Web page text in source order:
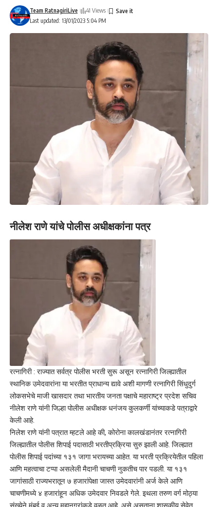
Last updated: 13/01/2023 5:04 PM
Team RatnagiriLive 41 Views
नीलेश राणे यांचे पोलीस अधीक्षकांना पत्र
रत्नागिरी : राज्यात सर्वत्र पोलीस भरती सुरू असून रत्नागिरी जिल्ह्यातील
स्थानिक उमेदवारांना या भरतीत प्राधान्य द्यावे अशी मागणी रत्नागिरी सिंधुदुर्ग
लोकसभेचे माजी खासदार तथा भारतीय जनता पक्षाचे महाराष्ट्र प्रदेश सचिव
नीलेश राणे यांनी जिल्हा पोलीस अधीक्षक धनंजय कुलकर्णी यांच्याकडे पत्राद्वारे
केली आहे.
निलेश राणे यांनी पत्रात म्हटले आहे की, कोरोना कालखंडानंतर रत्नागिरी
जिल्ह्यातील पोलीस शिपाई पदासाठी भरतीप्रक्रिया सुरु झाली आहे. जिल्ह्यात
पोलीस शिपाई पदांच्या १३१ जागा भरायच्या आहेत. या भरती प्रक्रियेतील पहिला
आणि महत्वाचा टप्पा असलेली मैदानी चाचणी नुकतीच पार पडली. या १३१
जागांसाठी राज्यभरातून ७ हजारांपेक्षा जास्त उमेदवारांनी अर्ज केले आणि
चाचणीमध्ये ४ हजारांहून अधिक उमेदवार निवडले गेले. इथला तरुण वर्ग मोठ्या